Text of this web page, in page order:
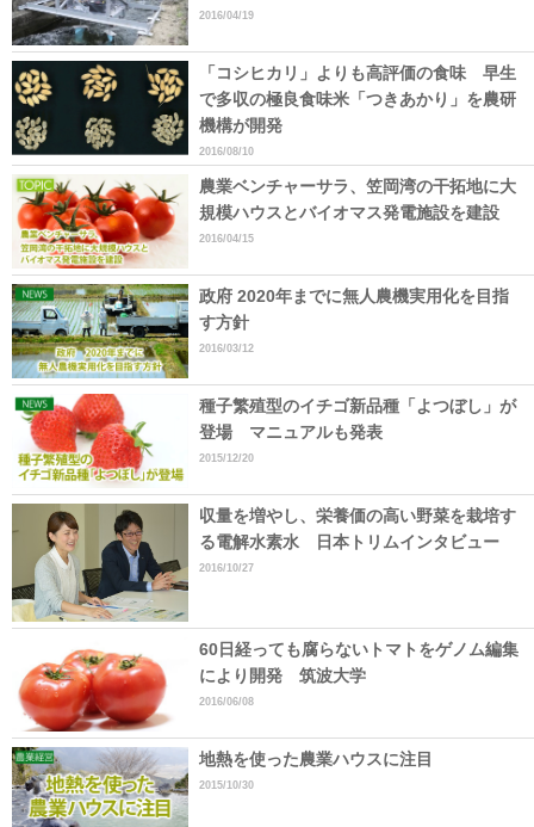
2016/04/19
「コシヒカリ」よりも高評価の食味 早生
で多収の極良食味米「つきあかり」を農研
機構が開発
2016/08/10
農業ベンチャーサラ、笠岡湾の干拓地に大
規模ハウスとバイオマス発電施設を建設
2016/04/15
政府 2020年までに無人農機実用化を目指
す方針
2016/03/12
種子繁殖型のイチゴ新品種「よつぼし」が
登場 マニュアルも発表
2015/12/20
収量を増やし、栄養価の高い野菜を栽培す
る電解水素水 日本トリムインタビュー
2016/10/27
60日経っても腐らないトマトをゲノム編集
により開発 筑波大学
2016/06/08
地熱を使った農業ハウスに注目
2015/10/30